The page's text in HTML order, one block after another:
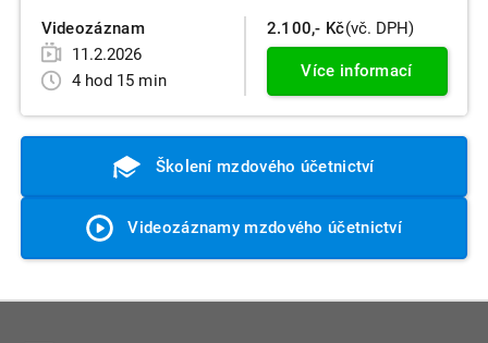
Videozáznam
11.2.2026
4 hod 15 min
2.100,- Kč(vč. DPH)
Více informací
Školení mzdového účetnictví
Videozáznamy mzdového účetnictví